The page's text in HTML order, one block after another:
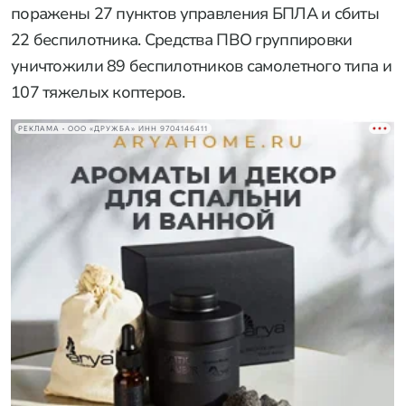
поражены 27 пунктов управления БПЛА и сбиты
22 беспилотника. Средства ПВО группировки
уничтожили 89 беспилотников самолетного типа и
107 тяжелых коптеров.
РЕКЛАМА • ООО «ДРУЖБА» ИНН 9704146411